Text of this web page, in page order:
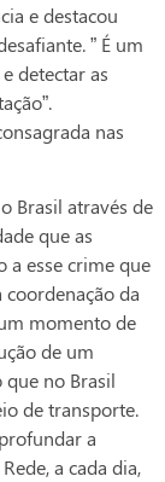
e destacou
” É um
detectar as
nas
Brasil através de
que as
a esse crime que
da
momento de
de um
no Brasil
de transporte.
a
a cada dia,